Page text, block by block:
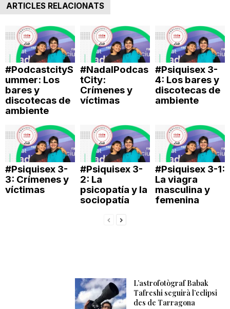
o
n
ARTICLES RELACIONATS
#PodcastcityS
ummer: Los
bares y
discotecas de
ambiente
#NadalPodcas
tCity:
Crímenes y
víctimas
#Psiquisex 3-
4: Los bares y
discotecas de
ambiente
#Psiquisex 3-
3: Crímenes y
víctimas
#Psiquisex 3-
2: La
psicopatía y la
sociopatía
#Psiquisex 3-1:
La viagra
masculina y
femenina